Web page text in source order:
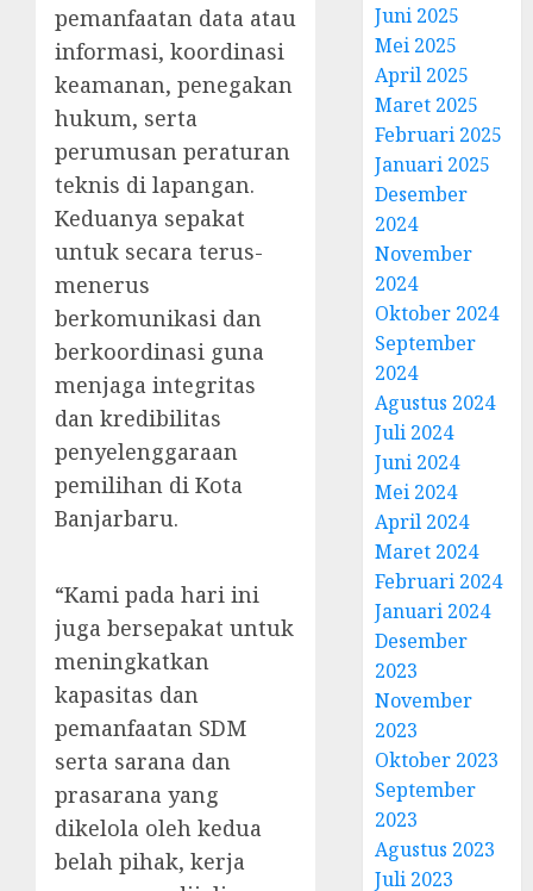
pemanfaatan data atau
informasi, koordinasi
keamanan, penegakan
hukum, serta
perumusan peraturan
teknis di lapangan.
Keduanya sepakat
untuk secara terus-
menerus
berkomunikasi dan
berkoordinasi guna
menjaga integritas
dan kredibilitas
penyelenggaraan
pemilihan di Kota
Banjarbaru.
“Kami pada hari ini
juga bersepakat untuk
meningkatkan
kapasitas dan
pemanfaatan SDM
serta sarana dan
prasarana yang
dikelola oleh kedua
belah pihak, kerja
Juni 2025
Mei 2025
April 2025
Maret 2025
Februari 2025
Januari 2025
Desember
2024
November
2024
Oktober 2024
September
2024
Agustus 2024
Juli 2024
Juni 2024
Mei 2024
April 2024
Maret 2024
Februari 2024
Januari 2024
Desember
2023
November
2023
Oktober 2023
September
2023
Agustus 2023
Juli 2023